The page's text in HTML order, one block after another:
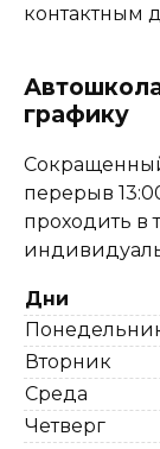
контактным
графику
перерыв
проходить в
Дни
Вторник
Среда
Четверг